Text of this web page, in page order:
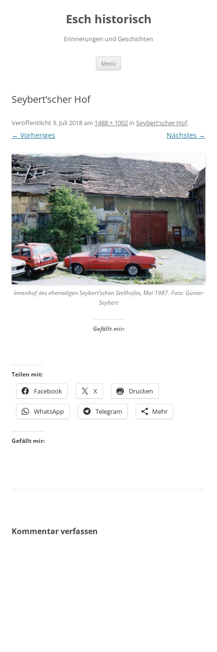
Esch historisch
Erinnerungen und Geschichten
Menü
Seybert’scher Hof
Veröffentlicht9. Juli 2018am 1488 × 1002 in Seybert’scher Hof.
← Vorheriges Nächstes →
Innenhof des ehemaligen Seybert’schen Stellhofes, Mai 1987. Foto: Günter
Seybert
Gefällt mir:
Teilen mit:
Facebook X Drucken
WhatsApp Telegram Mehr
Gefällt mir:
Kommentar verfassen